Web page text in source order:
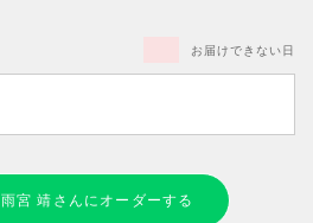
お届けできない日
雨宮 靖さんにオーダーする